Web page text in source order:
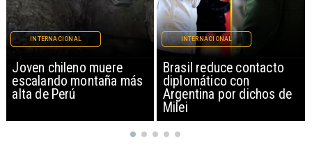
Brasil reduce contacto
diplomático con
Argentina por dichos de
INTERNACIONAL
China restringe
exportación de drones a
EEUU y sanciona
empresas
INTERNACIONAL